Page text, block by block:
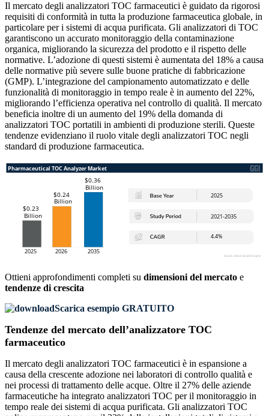
Il mercato degli analizzatori TOC farmaceutici è guidato da rigorosi
requisiti di conformità in tutta la produzione farmaceutica globale, in
particolare per i sistemi di acqua purificata. Gli analizzatori di TOC
garantiscono un accurato monitoraggio della contaminazione
organica, migliorando la sicurezza del prodotto e il rispetto delle
normative. L’adozione di questi sistemi è aumentata del 18% a causa
delle normative più severe sulle buone pratiche di fabbricazione
(GMP). L’integrazione del campionamento automatizzato e delle
funzionalità di monitoraggio in tempo reale è in aumento del 22%,
migliorando l’efficienza operativa nel controllo di qualità. Il mercato
beneficia inoltre di un aumento del 19% della domanda di
analizzatori TOC portatili in ambienti di produzione sterili. Queste
tendenze evidenziano il ruolo vitale degli analizzatori TOC negli
standard di produzione farmaceutica.
Ottieni approfondimenti completi su dimensioni del mercato e
tendenze di crescita
Scarica esempio GRATUITO
Tendenze del mercato dell’analizzatore TOC
farmaceutico
Il mercato degli analizzatori TOC farmaceutici è in espansione a
causa della crescente adozione nei laboratori di controllo qualità e
nei processi di trattamento delle acque. Oltre il 27% delle aziende
farmaceutiche ha integrato analizzatori TOC per il monitoraggio in
tempo reale dei sistemi di acqua purificata. Gli analizzatori TOC